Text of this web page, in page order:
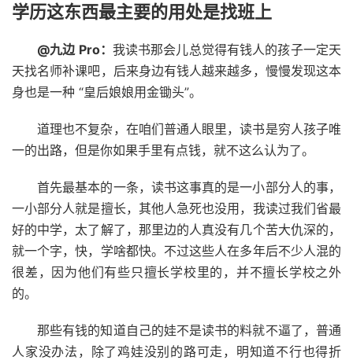
学历这东西最主要的用处是找班上
@九边 Pro： 我读书那会儿总觉得有钱人的孩子一定天
天找名师补课吧，后来身边有钱人越来越多，慢慢发现这本
身也是一种 “皇后娘娘用金锄头”。
道理也不复杂，在咱们普通人眼里，读书是穷人孩子唯
一的出路，但是你如果手里有点钱，就不这么认为了。
首先最基本的一条，读书这事真的是一小部分人的事，
一小部分人就是擅长，其他人急死也没用，我读过我们省最
好的中学，太了解了，那里边的人真没有几个苦大仇深的，
就一个字，快，学啥都快。不过这些人在多年后不少人混的
很差，因为他们有些只擅长学校里的，并不擅长学校之外
的。
那些有钱的知道自己的娃不是读书的料就不逼了，普通
人家没办法，除了鸡娃没别的路可走，明知道不行也得折